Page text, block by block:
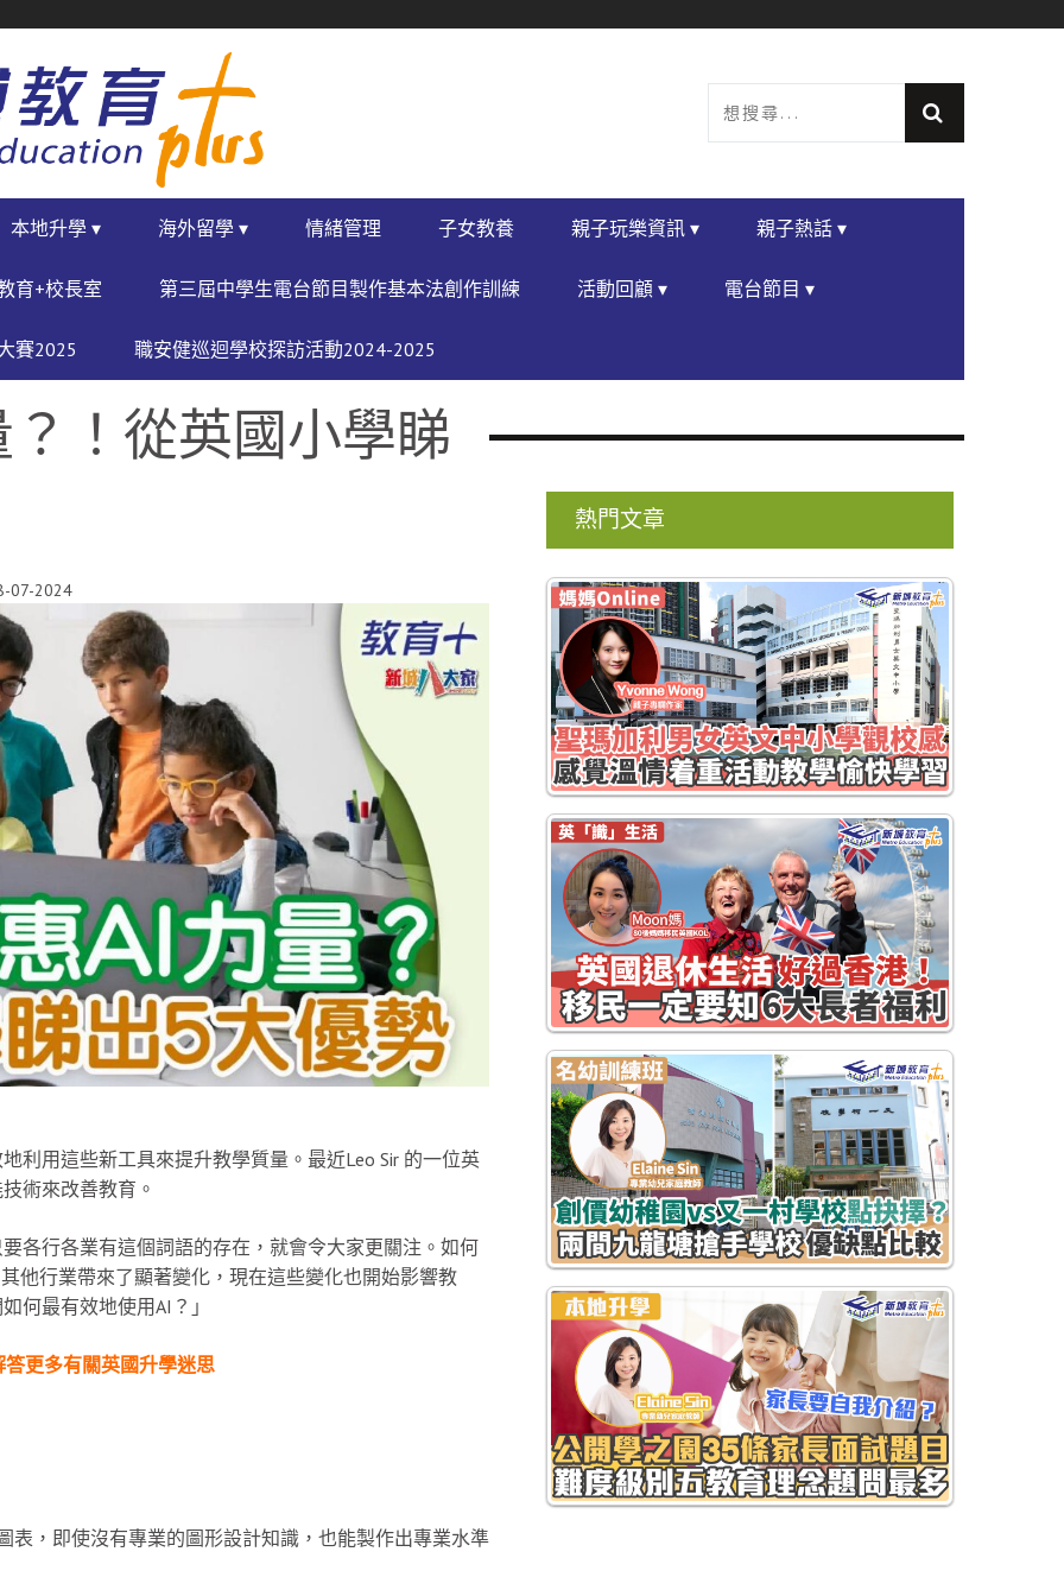
本地升學 ▾ 海外留學 ▾ 情緒管理 子女教養 親子玩樂資訊 ▾ 親子熱話 ▾
育+校長室 第三屆中學生電台節目製作基本法創作訓練 活動回顧 ▾ 電台節目 ▾
賽2025 職安健巡迴學校探訪活動2024-2025
！從英國小學睇
07-2024
利用這些新工具來提升教學質量。最近Leo Sir 的一位英
術來改善教育。
各行各業有這個詞語的存在，就會令大家更關注。如何
他行業帶來了顯著變化，現在這些變化也開始影響教
何最有效地使用AI？」
更多有關英國升學迷思
表，即使沒有專業的圖形設計知識，也能製作出專業水準
熱門文章